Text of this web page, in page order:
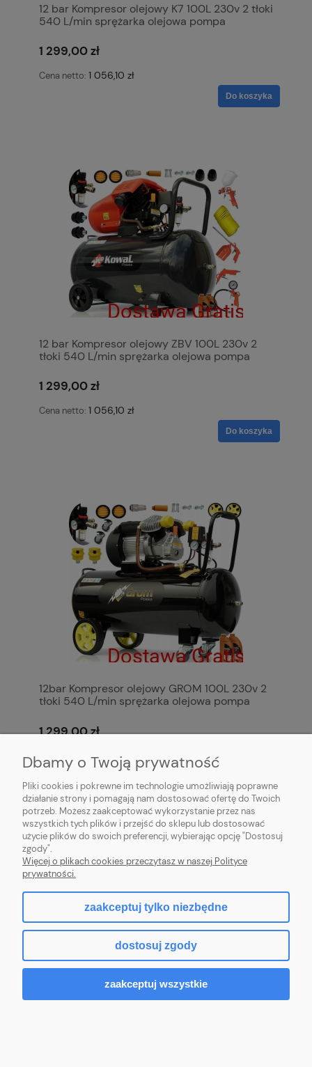
12 bar Kompresor olejowy K7 100L 230v 2 tłoki
540 L/min sprężarka olejowa pompa
1 299,00 zł
Cena netto: 1 056,10 zł
Do koszyka
12 bar Kompresor olejowy ZBV 100L 230v 2
tłoki 540 L/min sprężarka olejowa pompa
1 299,00 zł
Cena netto: 1 056,10 zł
Do koszyka
12bar Kompresor olejowy GROM 100L 230v 2
tłoki 540 L/min sprężarka olejowa pompa
1 299,00 zł
1 056,10 zł
NOWOŚĆ
Dbamy o Twoją prywatność
Pliki cookies i pokrewne im technologie umożliwiają poprawne
działanie strony i pomagają nam dostosować ofertę do Twoich
potrzeb. Możesz zaakceptować wykorzystanie przez nas
wszystkich tych plików i przejść do sklepu lub dostosować
użycie plików do swoich preferencji, wybierając opcję "Dostosuj
zgody".
Więcej o plikach cookies przeczytasz w naszej Polityce
prywatności.
zaakceptuj tylko niezbędne
dostosuj zgody
zaakceptuj wszystkie